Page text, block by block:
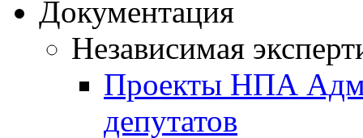
Документация
Независимая
Проекты НПА
депутатов